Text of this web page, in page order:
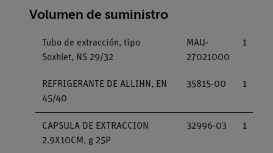
Volumen de suministro
Tubo de extracción, tipo
Soxhlet, NS 29/32
MAU-
27021000
1
REFRIGERANTE DE ALLIHN, EN
45/40
35815-00 1
CAPSULA DE EXTRACCION
2.9X10CM, g 25P
32996-03 1